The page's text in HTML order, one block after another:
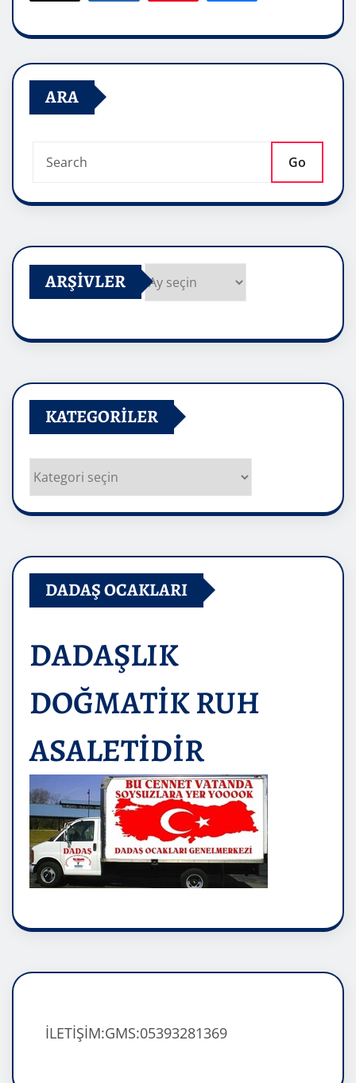
ARA
Go
ARŞIVLER
KATEGORILER
Kategoriler
DADAŞ OCAKLARI
DADAŞLIK
DOĞMATİK RUH
ASALETİDİR
İLETİŞİM:GMS:05393281369